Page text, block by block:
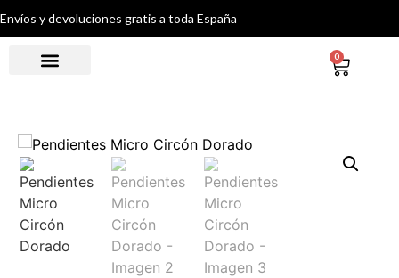
Envíos y devoluciones gratis a toda España
0